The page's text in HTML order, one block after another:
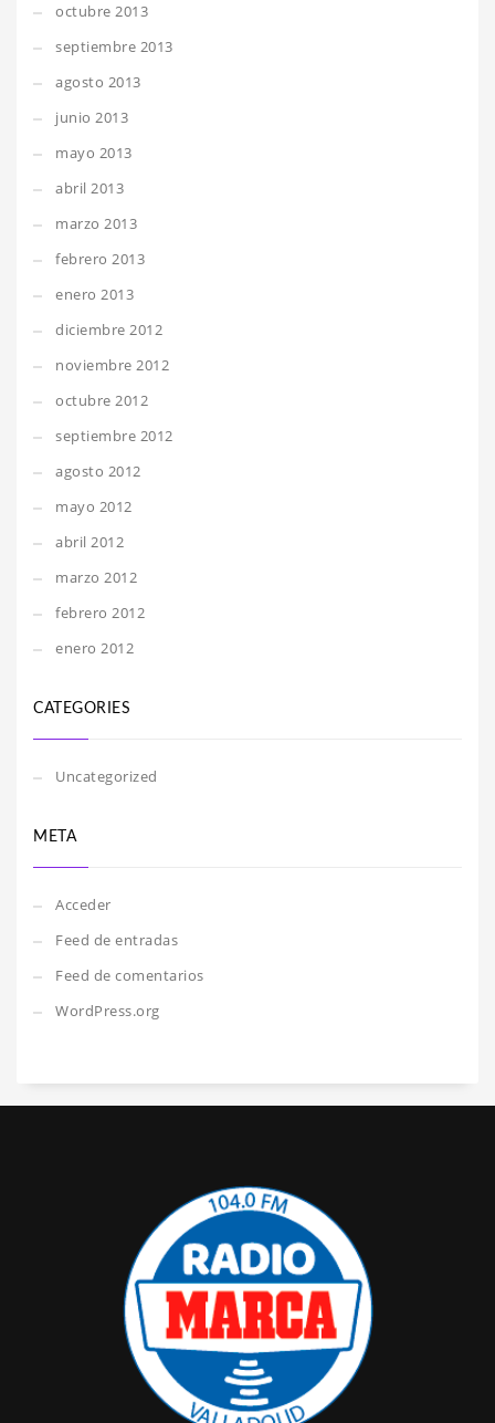
octubre 2013
septiembre 2013
agosto 2013
junio 2013
mayo 2013
abril 2013
marzo 2013
febrero 2013
enero 2013
diciembre 2012
noviembre 2012
octubre 2012
septiembre 2012
agosto 2012
mayo 2012
abril 2012
marzo 2012
febrero 2012
enero 2012
CATEGORIES
Uncategorized
META
Acceder
Feed de entradas
Feed de comentarios
WordPress.org